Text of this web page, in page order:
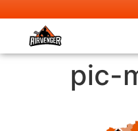
pic-